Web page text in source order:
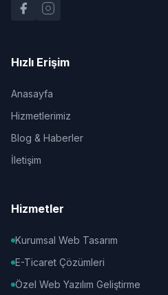
Hızlı Erişim
Anasayfa
Hizmetlerimiz
Blog & Haberler
İletişim
Hizmetler
Kurumsal Web Tasarım
E-Ticaret Çözümleri
Özel Web Yazılım Geliştirme